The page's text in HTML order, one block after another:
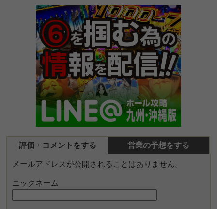
評価・コメントをする 営業の予想をする
メールアドレスが公開されることはありません。
ニックネーム